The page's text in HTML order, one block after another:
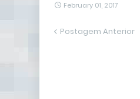
February 01, 2017
Postagem Anterior